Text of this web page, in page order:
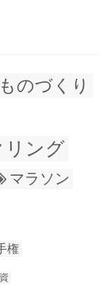
ものづくり
リング
マラソン
権